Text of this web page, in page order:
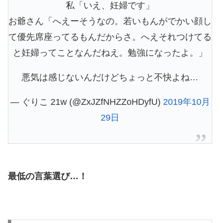
私「いえ、妊婦です」
お爺さん「へえーそうなの。若いもんがでかい顔し
て優先席座ってるもんだからさ。へえそれつけてる
と妊婦ってことなんだねえ。勉強になったよ。」
悪気は感じないんだけどちょっと不快よね…
— ぐりこ 21w (@ZxJZfNHZZoHDyfU) 2019年10月
29日
最低の言葉選び…！